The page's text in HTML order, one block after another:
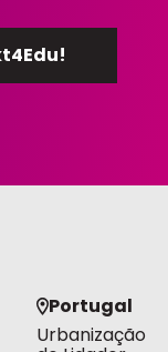
Portugal
Urbanização